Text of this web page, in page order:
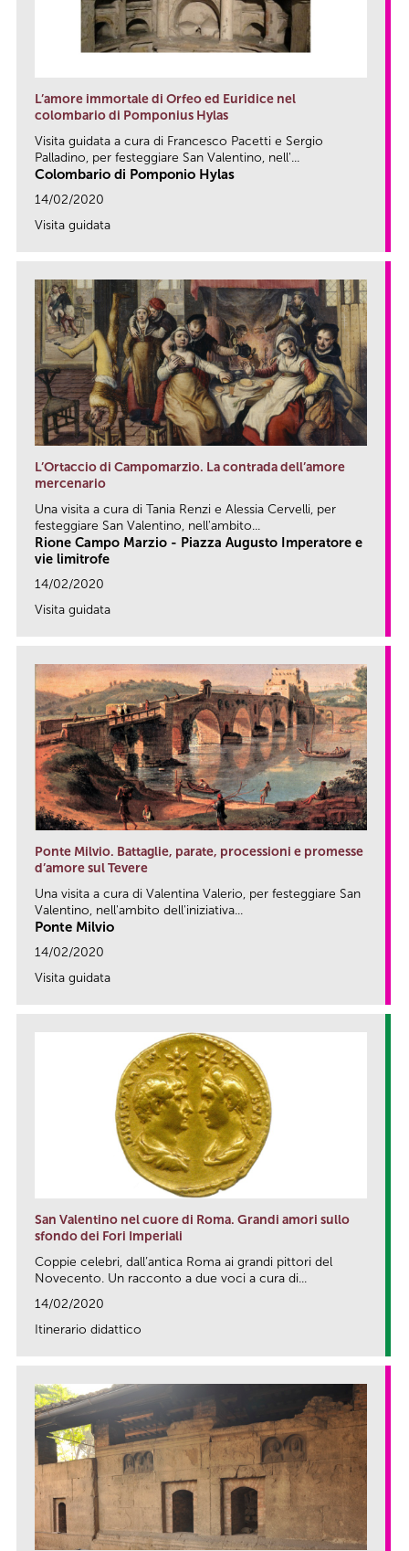
L’amore immortale di Orfeo ed Euridice nel
colombario di Pomponius Hylas
Visita guidata a cura di Francesco Pacetti e Sergio
Palladino, per festeggiare San Valentino, nell'...
Colombario di Pomponio Hylas
14/02/2020
Visita guidata
L’Ortaccio di Campomarzio. La contrada dell’amore
mercenario
Una visita a cura di Tania Renzi e Alessia Cervelli, per
festeggiare San Valentino, nell'ambito...
Rione Campo Marzio - Piazza Augusto Imperatore e
vie limitrofe
14/02/2020
Visita guidata
Ponte Milvio. Battaglie, parate, processioni e promesse
d’amore sul Tevere
Una visita a cura di Valentina Valerio, per festeggiare San
Valentino, nell'ambito dell'iniziativa...
Ponte Milvio
14/02/2020
Visita guidata
San Valentino nel cuore di Roma. Grandi amori sullo
sfondo dei Fori Imperiali
Coppie celebri, dall’antica Roma ai grandi pittori del
Novecento. Un racconto a due voci a cura di...
14/02/2020
Itinerario didattico